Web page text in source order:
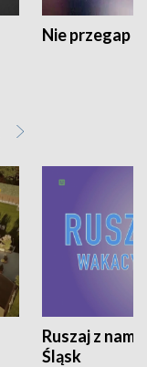
Nie przegap
Ruszaj z
Śląsk